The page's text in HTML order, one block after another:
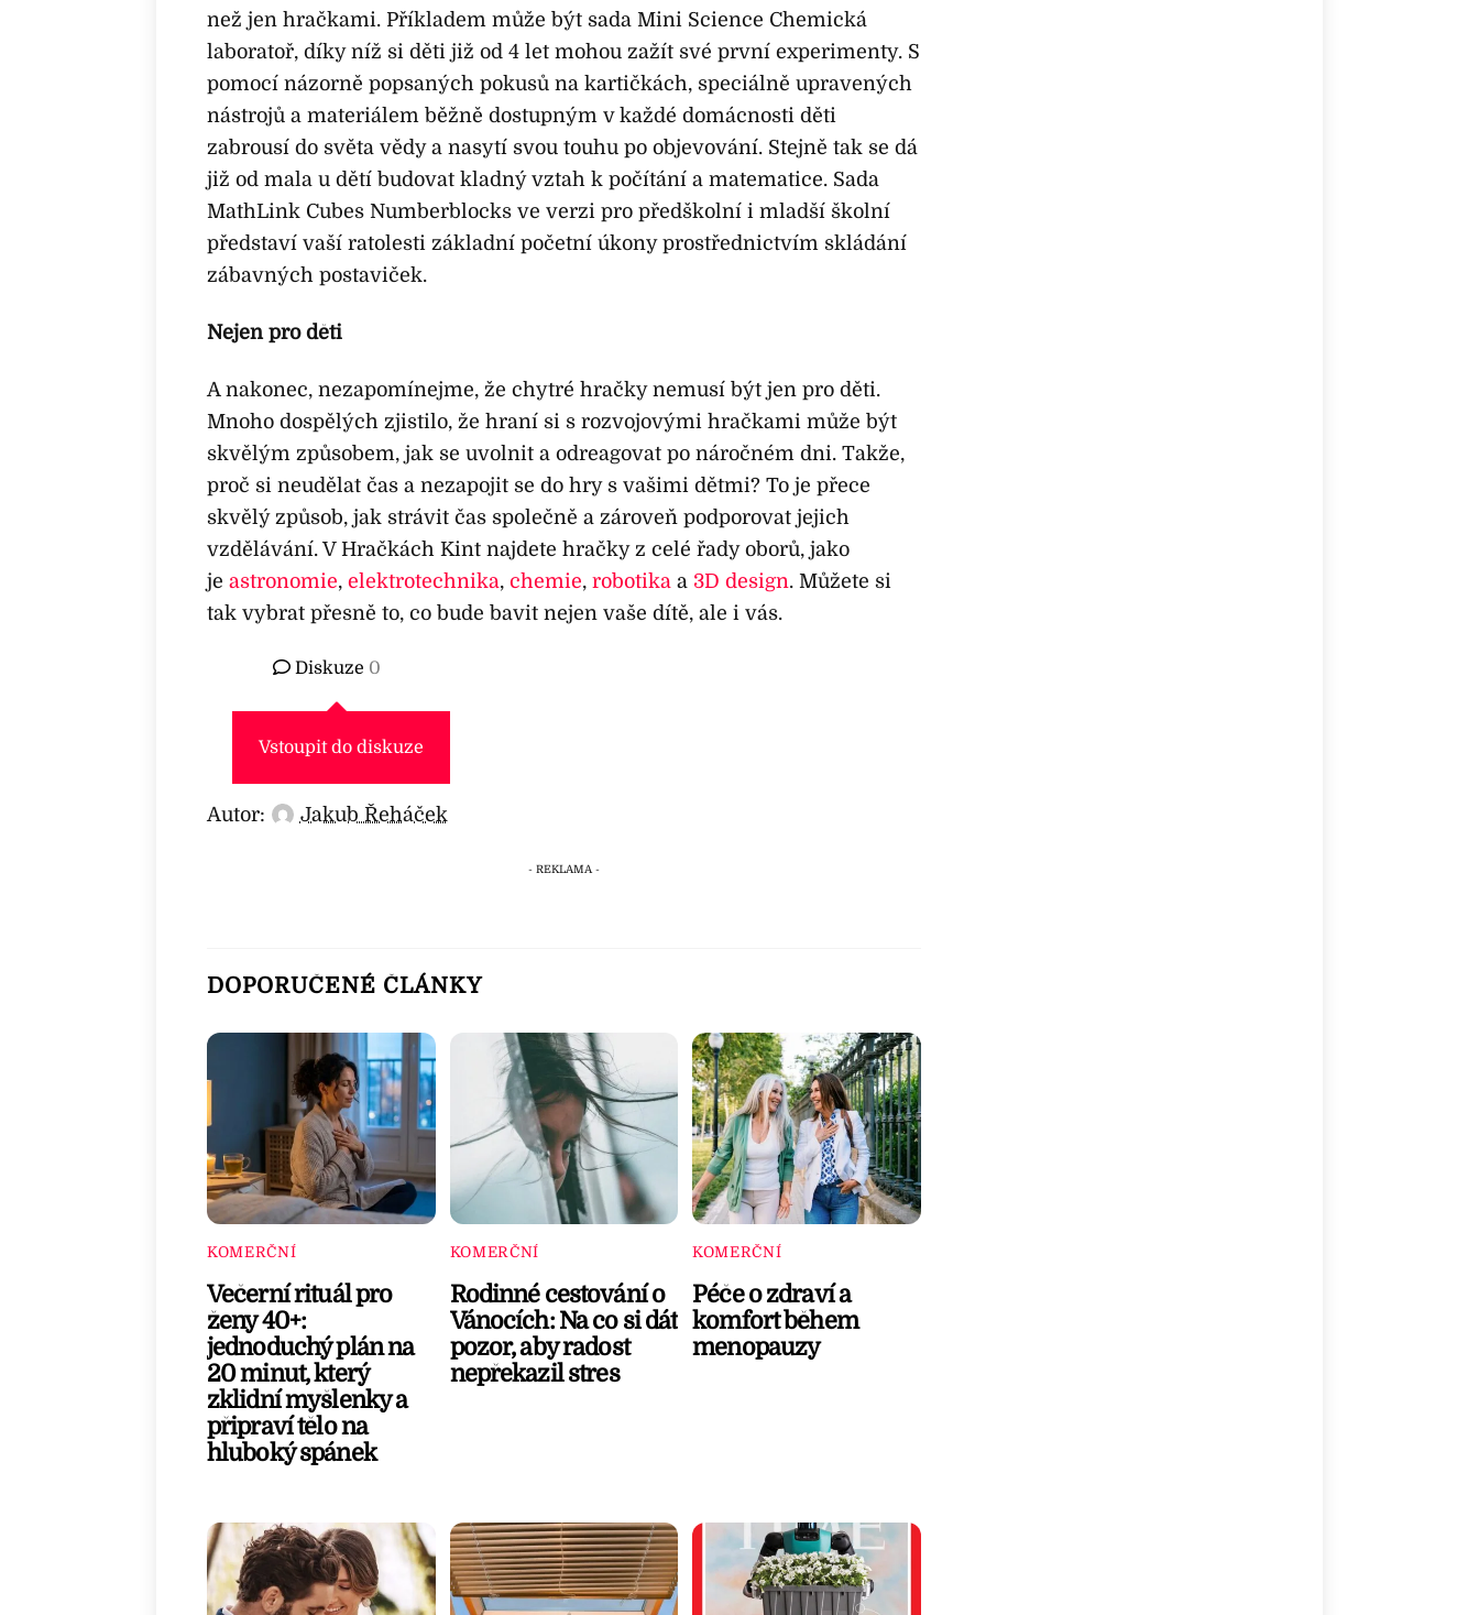
než jen hračkami. Příkladem může být sada Mini Science Chemická
laboratoř, díky níž si děti již od 4 let mohou zažít své první experimenty. S
pomocí názorně popsaných pokusů na kartičkách, speciálně upravených
nástrojů a materiálem běžně dostupným v každé domácnosti děti
zabrousí do světa vědy a nasytí svou touhu po objevování. Stejně tak se dá
již od mala u dětí budovat kladný vztah k počítání a matematice. Sada
MathLink Cubes Numberblocks ve verzi pro předškolní i mladší školní
představí vaší ratolesti základní početní úkony prostřednictvím skládání
zábavných postaviček.
Nejen pro děti
A nakonec, nezapomínejme, že chytré hračky nemusí být jen pro děti.
Mnoho dospělých zjistilo, že hraní si s rozvojovými hračkami může být
skvělým způsobem, jak se uvolnit a odreagovat po náročném dni. Takže,
proč si neudělat čas a nezapojit se do hry s vašimi dětmi? To je přece
skvělý způsob, jak strávit čas společně a zároveň podporovat jejich
vzdělávání. V Hračkách Kint najdete hračky z celé řady oborů, jako
je astronomie, elektrotechnika, chemie, robotikaa 3D design. Můžete si
tak vybrat přesně to, co bude bavit nejen vaše dítě, ale i vás.
Diskuze 0
Vstoupit do diskuze
Autor: Jakub Řeháček
DOPORUČENÉ ČLÁNKY
KOMERČNÍ
Večerní rituál pro
ženy 40+:
jednoduchý plán na
20 minut, který
zklidní myšlenky a
připraví tělo na
hluboký spánek
KOMERČNÍ
Rodinné cestování o
Vánocích: Na co si dát
pozor, aby radost
nepřekazil stres
KOMERČNÍ
Péče o zdraví a
komfort během
menopauzy